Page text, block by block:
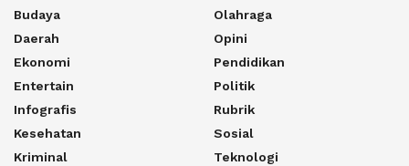
Budaya
Daerah
Ekonomi
Entertain
Infografis
Kesehatan
Kriminal
Olahraga
Opini
Pendidikan
Politik
Rubrik
Sosial
Teknologi